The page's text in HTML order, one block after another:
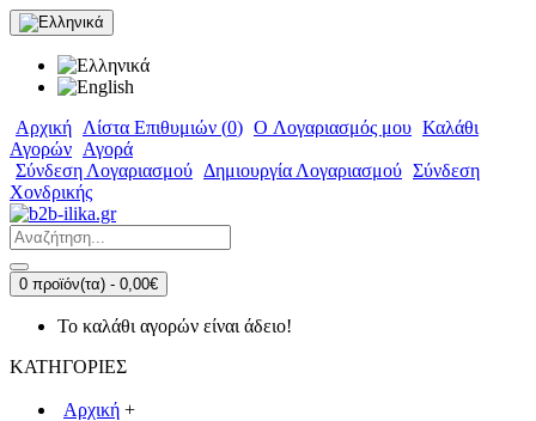
Αρχική Λίστα Επιθυμιών (0) O Λογαριασμός μου Καλάθι
Αγορών Αγορά
Σύνδεση Λογαριασμού Δημιουργία Λογαριασμού Σύνδεση
Χονδρικής
0 προϊόν(τα) - 0,00€
Το καλάθι αγορών είναι άδειο!
ΚΑΤΗΓΟΡΙΕΣ
Αρχική +